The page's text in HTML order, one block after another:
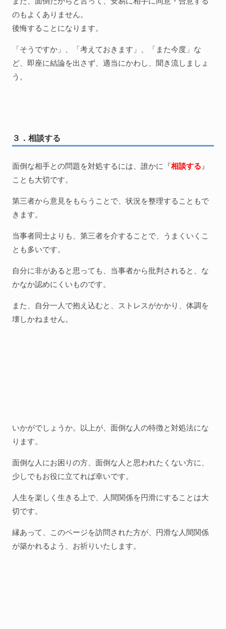
のもよくありません。
後悔することになります。
「そうですか」、「考えておきます」、「また今度」な
ど、即座に結論を出さず、適当にかわし、聞き流しましょ
う。
３．相談する
面倒な相手との問題を対処するには、誰かに『相談する』
ことも大切です。
第三者から意見をもらうことで、状況を整理することもで
きます。
当事者同士よりも、第三者を介することで、うまくいくこ
とも多いです。
自分に非があると思っても、当事者から批判されると、な
かなか認めにくいものです。
また、自分一人で抱え込むと、ストレスがかかり、体調を
壊しかねません。
いかがでしょうか。以上が、面倒な人の特徴と対処法にな
ります。
面倒な人にお困りの方、面倒な人と思われたくない方に、
少しでもお役に立てれば幸いです。
人生を楽しく生きる上で、人間関係を円滑にすることは大
切です。
縁あって、このページを訪問された方が、円滑な人間関係
が築かれるよう、お祈りいたします。